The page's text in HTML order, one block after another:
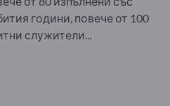
години, повече от 100
служители...